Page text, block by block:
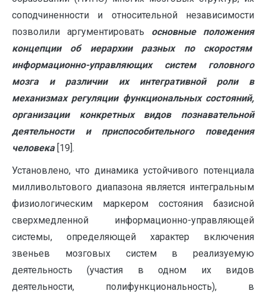
соподчиненности и относительной независимости
позволили аргументировать основные положения
концепции об иерархии разных по скоростям
информационно-управляющих систем головного
мозга и различии их интегративной роли в
механизмах регуляции функциональных состояний,
организации конкретных видов познавательной
деятельности и приспособительного поведения
человека[19].
Установлено, что динамика устойчивого потенциала
милливольтового диапазона является интегральным
физиологическим маркером состояния базисной
сверхмедленной информационно-управляющей
системы, определяющей характер включения
звеньев мозговых систем в реализуемую
деятельность (участия в одном их видов
деятельности, полифункциональность), в